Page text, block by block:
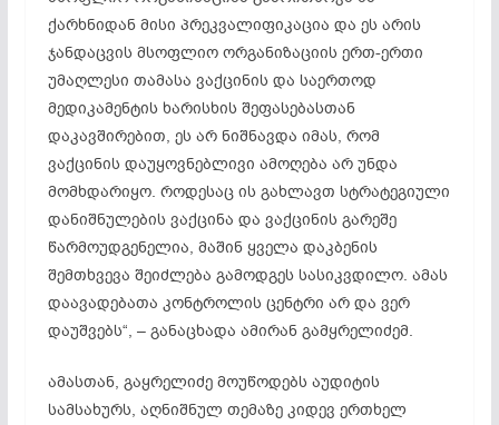
ქარხნიდან მისი პრეკვალიფიკაცია და ეს არის
ჯანდაცვის მსოფლიო ორგანიზაციის ერთ-ერთი
უმაღლესი თამასა ვაქცინის და საერთოდ
მედიკამენტის ხარისხის შეფასებასთან
დაკავშირებით, ეს არ ნიშნავდა იმას, რომ
ვაქცინის დაუყოვნებლივი ამოღება არ უნდა
მომხდარიყო. როდესაც ის გახლავთ სტრატეგიული
დანიშნულების ვაქცინა და ვაქცინის გარეშე
წარმოუდგენელია, მაშინ ყველა დაკბენის
შემთხვევა შეიძლება გამოდგეს სასიკვდილო. ამას
დაავადებათა კონტროლის ცენტრი არ და ვერ
დაუშვებს“, – განაცხადა ამირან გამყრელიძემ.
ამასთან, გაყრელიძემოუწოდებს აუდიტის
სამსახურს, აღნიშნულ თემაზე კიდევ ერთხელ